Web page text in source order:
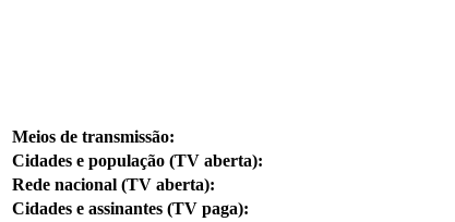
Meios de transmissão:
Cidades e população (TV aberta):
Rede nacional (TV aberta):
Cidades e assinantes (TV paga):